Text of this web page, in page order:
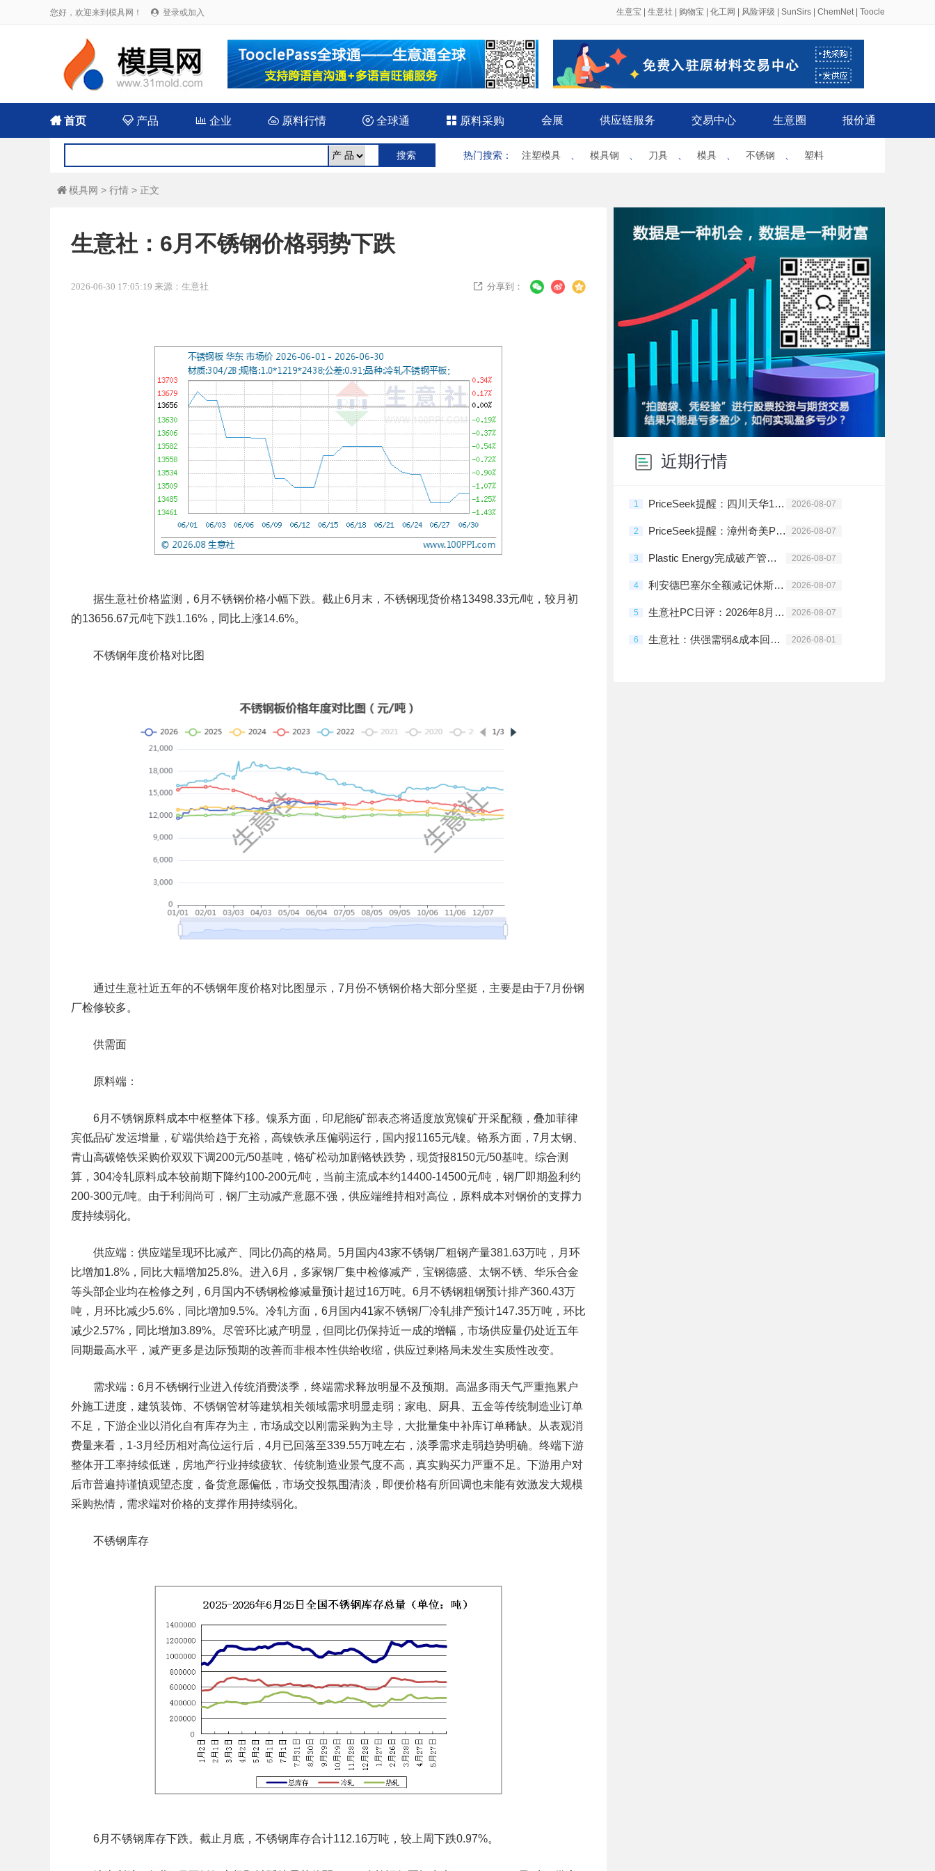
您好，欢迎来到模具网！  登录或加入 生意宝 生意社 购物宝 化工网 风险评级 SunSirs ChemNet| Toocle
首页  产品 企业 原料行情  全球通  原料采购 会展 供应链服务 交易中心 生意圈 报价通
热门搜索 ： 注塑模具 模具钢 刀具 模具 不锈钢 塑料
 模具网 > 行情 > 正文
生意社：6月不锈钢价格弱势下跌
2026-06-30 17:05:19 来源：生意社  分享到：
据生意社价格监测，6月不锈钢价格小幅下跌。截止6月末，不锈钢现货价格13498.33元/吨，较月初
的13656.67元/吨下跌1.16%，同比上涨14.6%。
不锈钢年度价格对比图
通过生意社近五年的不锈钢年度价格对比图显示，7月份不锈钢价格大部分坚挺，主要是由于7月份钢
厂检修较多。
供需面
原料端：
6月不锈钢原料成本中枢整体下移。镍系方面，印尼能矿部表态将适度放宽镍矿开采配额，叠加菲律
宾低品矿发运增量，矿端供给趋于充裕，高镍铁承压偏弱运行，国内报1165元/镍。铬系方面，7月太钢、
青山高碳铬铁采购价双双下调200元/50基吨，铬矿松动加剧铬铁跌势，现货报8150元/50基吨。综合测
算，304冷轧原料成本较前期下降约100-200元/吨，当前主流成本约14400-14500元/吨，钢厂即期盈利约
200-300元/吨。由于利润尚可，钢厂主动减产意愿不强，供应端维持相对高位，原料成本对钢价的支撑力
度持续弱化。
供应端： 供应端呈现环比减产、同比仍高的格局。5月国内43家不锈钢厂粗钢产量381.63万吨，月环
比增加1.8%，同比大幅增加25.8%。进入6月，多家钢厂集中检修减产，宝钢德盛、太钢不锈、华乐合金
等头部企业均在检修之列，6月国内不锈钢检修减量预计超过16万吨。6月不锈钢粗钢预计排产360.43万
吨，月环比减少5.6%，同比增加9.5%。冷轧方面，6月国内41家不锈钢厂冷轧排产预计147.35万吨，环比
减少2.57%，同比增加3.89%。尽管环比减产明显，但同比仍保持近一成的增幅，市场供应量仍处近五年
同期最高水平，减产更多是边际预期的改善而非根本性供给收缩，供应过剩格局未发生实质性改变。
需求端： 6月不锈钢行业进入传统消费淡季，终端需求释放明显不及预期。高温多雨天气严重拖累户
外施工进度，建筑装饰、不锈钢管材等建筑相关领域需求明显走弱；家电、厨具、五金等传统制造业订单
不足，下游企业以消化自有库存为主，市场成交以刚需采购为主导，大批量集中补库订单稀缺。从表观消
费量来看，1-3月经历相对高位运行后，4月已回落至339.55万吨左右，淡季需求走弱趋势明确。终端下游
整体开工率持续低迷，房地产行业持续疲软、传统制造业景气度不高，真实购买力严重不足。下游用户对
后市普遍持谨慎观望态度，备货意愿偏低，市场交投氛围清淡，即便价格有所回调也未能有效激发大规模
采购热情，需求端对价格的支撑作用持续弱化。
不锈钢库存
6月不锈钢库存下跌。截止月底，不锈钢库存合计112.16万吨，较上周下跌0.97%。
近期行情
1 PriceSeek提醒：四川天华10万吨/年PC装置重启 2026-08-07
2 PriceSeek提醒：漳州奇美PC装置恢复单线运行 2026-08-07
3 Plastic Energy完成破产管理程序重组 2026-08-07
4 利安德巴塞尔全额减记休斯顿Cyclyx循环中心投资 2026-08-07
5 生意社PC日评：2026年8月7日区间震荡 2026-08-07
6 生意社：供强需弱&成本回归 7月PC先跌后涨 2026-08-01